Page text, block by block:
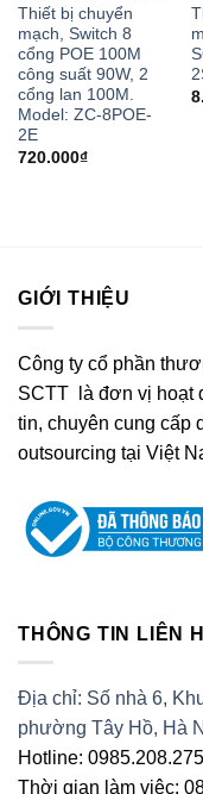
Thiết bị chuyển
mạch, Switch 8
cổng POE 100M
công suất 90W, 2
cổng lan 100M.
Model: ZC-8POE-
2E
720.000₫
GIỚI THIỆU
Công ty cổ phần
SCTT là đơn vị hoạt
tin, chuyên cung cấp
outsourcing tại Việt
THÔNG TIN LIÊN
Địa chỉ: Số nhà 6,
phường Tây Hồ, Hà
Hotline: 0985.208.275
Thời gian làm việc: